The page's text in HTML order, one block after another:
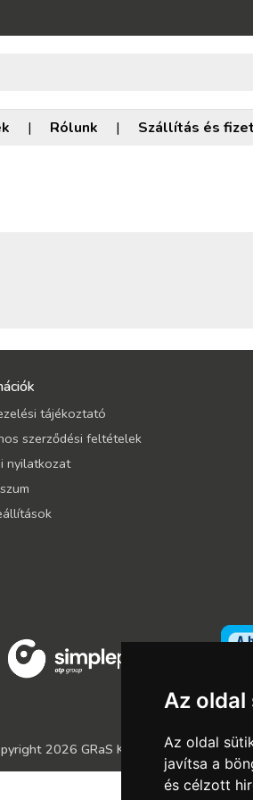
Az oldal
Az oldal
javítsa a
és célzott
| Rólunk | Szállítás és
tájékoztató
szerződési feltételek
nyilatkozat
2026 GRaS Kft. Minden jog